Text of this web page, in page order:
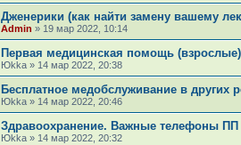
Дженерики (как найти замену вашему
Admin » 19 мар 2022, 10:14
Первая медицинская помощь (взрослые)
Юkka » 14 мар 2022, 20:38
Бесплатное медобслуживание в других
Юkka » 14 мар 2022, 20:46
Здравоохранение. Важные телефоны ПП
Юkka » 14 мар 2022, 20:32